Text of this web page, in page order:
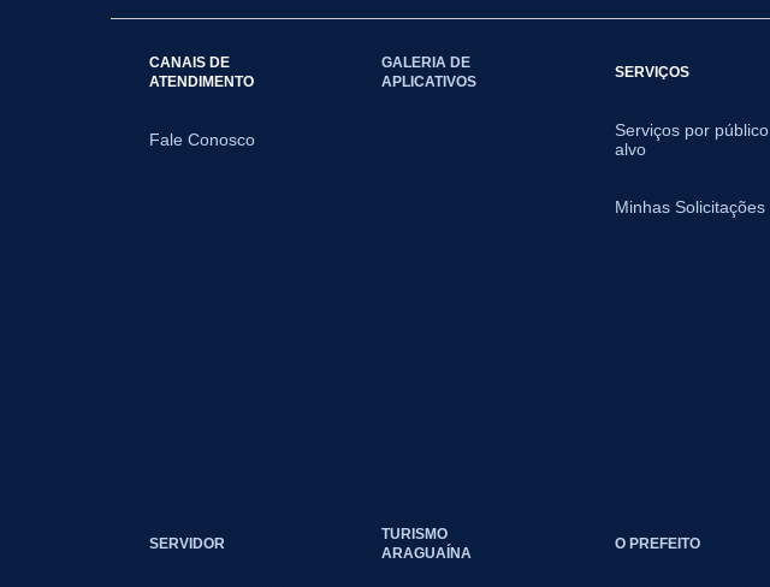
CANAIS DE
ATENDIMENTO
Fale Conosco
GALERIA DE
APLICATIVOS
SERVIÇOS
Serviços por público
alvo
Minhas Solicitações
SERVIDOR
TURISMO
ARAGUAÍNA
O PREFEITO